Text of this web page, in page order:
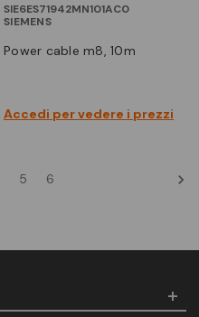
SIE6ES71942MN101AC0
SIEMENS
power cable m8, 10m
Accedi per vedere i prezzi
5 6